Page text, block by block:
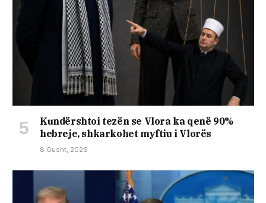
Kundërshtoi tezën se Vlora ka qenë 90%
hebreje, shkarkohet myftiu i Vlorës
8 Gusht, 2026